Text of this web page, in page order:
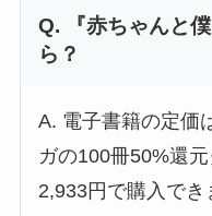
Q. 『赤ちゃんと
ら？
A. 電子書籍の定価
ガの100冊50%還
2,933円で購入でき